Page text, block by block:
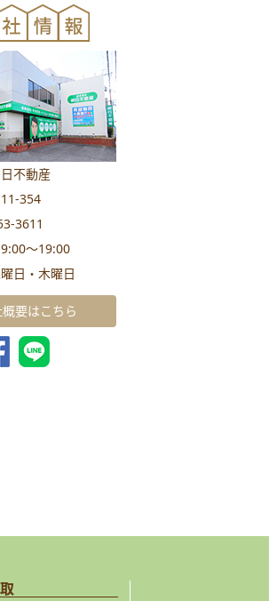
不動産
354
3611
～19:00
日・木曜日
要はこちら